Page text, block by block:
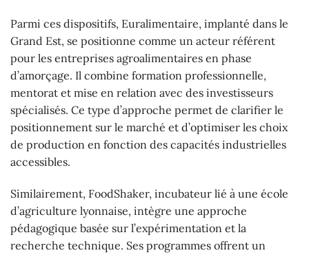
Parmi ces dispositifs, Euralimentaire, implanté dans le
Grand Est, se positionne comme un acteur référent
pour les entreprises agroalimentaires en phase
d’amorçage. Il combine formation professionnelle,
mentorat et mise en relation avec des investisseurs
spécialisés. Ce type d’approche permet de clarifier le
positionnement sur le marché et d’optimiser les choix
de production en fonction des capacités industrielles
accessibles.
Similairement, FoodShaker, incubateur lié à une école
d’agriculture lyonnaise, intègre une approche
pédagogique basée sur l’expérimentation et la
recherche technique. Ses programmes offrent un